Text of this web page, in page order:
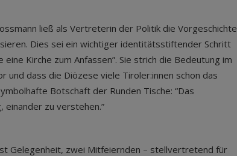
ließ als Vertreterin der Politik die Vorgeschichte
Dies sei ein wichtiger identitätsstiftender Schritt
Kirche zum Anfassen”. Sie strich die Bedeutung im
und dass die Diözese viele Tiroler:innen schon das
Botschaft der Runden Tische: “Das
zu verstehen.”
Gelegenheit, zwei Mitfeiernden – stellvertretend für